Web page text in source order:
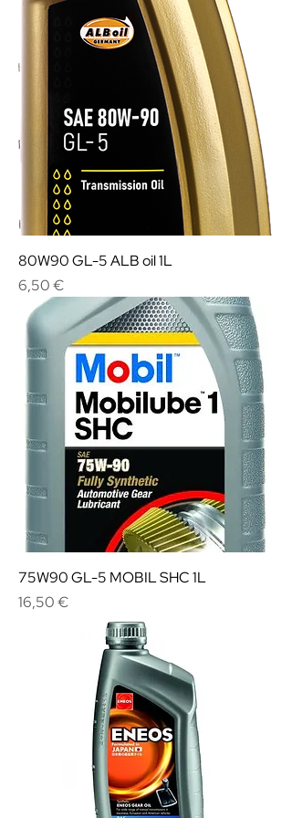
80W90 GL-5 ALB oil 1L
Cena
6,50 €
75W90 GL-5 MOBIL SHC 1L
Cena
16,50 €